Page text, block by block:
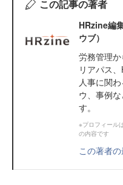
この記事の著者
HRzine編
ウブ）
労務管理
リアパス
人事に関
ウ、事例
す。
※プロフィール
の内容です
この著者